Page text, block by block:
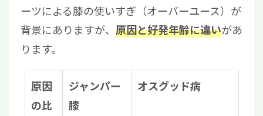
ーツによる膝の使いすぎ（オーバーユース）が
背景にありますが、 原因と好発年齢に違いがあ
ります。
原因
の比
ジャンパー
膝
オスグッド病